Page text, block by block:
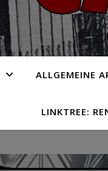
ALLGEMEINE
LINKTREE: